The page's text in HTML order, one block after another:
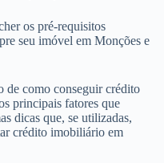
os pré-requisitos
seu imóvel em Monções e
de como conseguir crédito
principais fatores que
dicas que, se utilizadas,
crédito imobiliário em